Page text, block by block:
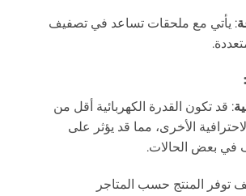
: يأتي مع ملحقات تساعد في تصفيف
: قد تكون القدرة الكهربائية أقل من
الأخرى، مما قد يؤثر على
في بعض الحالات.
توفر المنتج حسب المتاجر